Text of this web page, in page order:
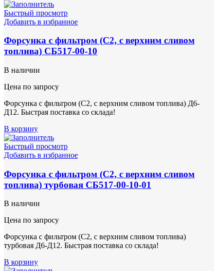
Быстрый просмотр
Добавить в избранное
Форсунка с фильтром (С2, с верхним сливом
топлива) СБ517-00-10
В наличии
Цена по запросу
Форсунка с фильтром (С2, с верхним сливом топлива) Д6-
Д12. Быстрая поставка со склада!
В корзину
Быстрый просмотр
Добавить в избранное
Форсунка с фильтром (С2, с верхним сливом
топлива) турбовая СБ517-00-10-01
В наличии
Цена по запросу
Форсунка с фильтром (С2, с верхним сливом топлива)
турбовая Д6-Д12. Быстрая поставка со склада!
В корзину